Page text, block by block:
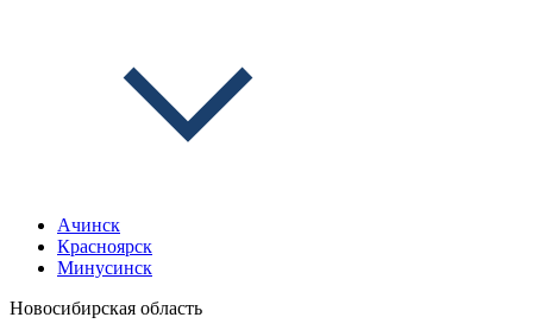
Ачинск
Красноярск
Минусинск
Новосибирская область